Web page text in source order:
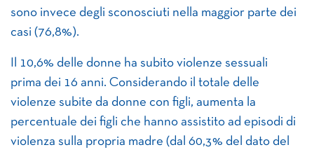
sono invece degli sconosciuti nella maggior parte dei
casi (76,8%).
Il 10,6% delle donne ha subito violenze sessuali
prima dei 16 anni. Considerando il totale delle
violenze subite da donne con figli, aumenta la
percentuale dei figli che hanno assistito ad episodi di
violenza sulla propria madre (dal 60,3% del dato del